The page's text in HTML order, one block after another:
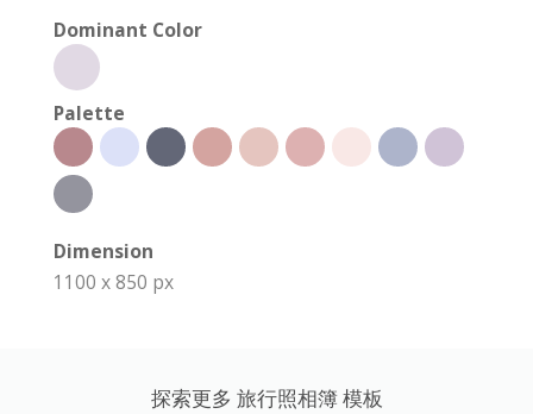
Dominant Color
Palette
Dimension
1100 x 850 px
探索更多 旅行照相簿 模板